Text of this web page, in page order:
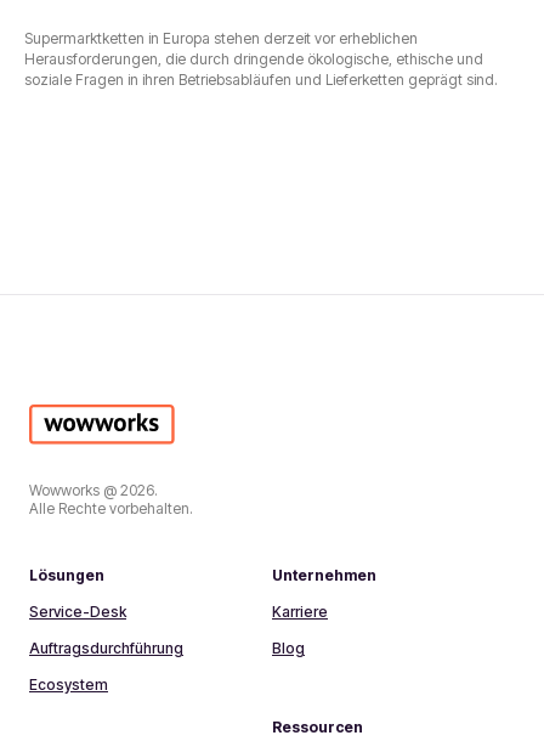
Supermarktketten in Europa stehen derzeit vor erheblichen
Herausforderungen, die durch dringende ökologische, ethische und
soziale Fragen in ihren Betriebsabläufen und Lieferketten geprägt sind.
Wowworks @ 2026.
Alle Rechte vorbehalten.
Lösungen
Service-Desk
Auftragsdurchführung
Ecosystem
Unternehmen
Karriere
Blog
Ressourcen